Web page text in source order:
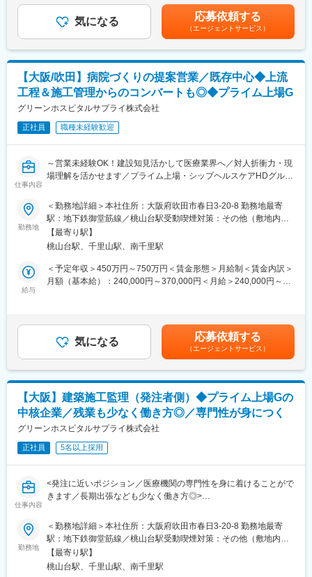
◇毎年改定される薬価に対応して、各病院の購買担当者に代わっ
て医薬品を扱うディーラー（卸）との価格交渉や、ディーラーや
メーカーと連携してより良い医薬品を病院に提案します。
◇仕入先への価格交渉（病院のコスト削減）
◇薬剤部との打合せ
◇妥結に向けた事務局との価格交渉
※訪問する施設によっては、直行直帰が発生します。
■業務の特徴：
2名以上で業務します。病院への医薬品価格交渉は購買管理者が単
す。
配属予定のメディカルサプライ事業部には、約60名（平均年齢30
代前半）が在籍しております。
■評価制度：
価」「成果評価」の両軸での評価します。
テム事業」を中心に事業展開をしております。プライム上場企業
であるシップヘルスケアHDグループの中核企業として、最先端設
備と機器のノウハウを活かした医療環境を提案します。豊富な経
験と技術を持ったグループ内のスペシャリスト集団が、医療機関
の新設・移転・増改築等のあらゆるニーズに対し、企画・運営コ
ンサルティング、医療機器・医療設備等の販売及びリース、設備
工事、不動産賃貸等、ワンストップで提供しております。
変更の範囲：会社の定める業務
月）■その他固定手当：諸手当賃金はあくまでも目安の金額であ
り、選考を通じて上下する可能性があります。月給(月額)は固定手
気になる 応募依頼する
（エージェントサービス）
【大阪/吹田】病院づくりの提案営業／既存中心◆上流
工程＆施工管理からのコンバートも◎◆プライム上場G
グリーンホスピタルサプライ株式会社
正社員 職種未経験歓迎
仕事内容
～営業未経験OK！建設知見活かして医療業界へ／対人折衝力・現
場理解を活かせます／プライム上場・シップヘルスケアHDグルー
建築・不動産領域の経験を活かし、医療機関の未来を支える提案
営業へ。
病院建設・改修の上流工程から関わり、医療環境づくりを推進す
るポジションです。
■業務内容
シップヘルスケアHDグループの中核企業として、最先端設備と機
病院、設計事務所・ゼネコン・サブコン、自社技術部と日常的に
連携し、案件獲得から工事完了までを一貫して担当します。
※案件例：手術室などの内装工事／医療設備工事／クリニック内装
・既存取引先からの見積依頼に対し、協力メーカー・協力会社か
ら見積を取得
・内容精査の上、当社の見積書を作成
■魅力
・今後は老朽化対応や改修工事案件の増加が見込まれており、現
状の課題を踏まえた改修提案も重要な役割です。
の高い提案に携われます。
・プライム上場Gならではの充実した福利厚生があり、子育て支
援も整っています。
勤務地
＜勤務地詳細＞本社住所：大阪府吹田市春日3-20-8 勤務地最寄
駅：地下鉄御堂筋線／桃山台駅受動喫煙対策：その他（敷地内禁
煙（屋外喫煙可能場所あり））変更の範囲：会社の定める事業所
【最寄り駅】
桃山台駅、千里山駅、南千里駅
給与
＜予定年収＞450万円～750万円＜賃金形態＞月給制＜賃金内訳＞
月額（基本給）：240,000円～370,000円＜月給＞240,000円～
可能性があります。月給(月額)は固定手当を含めた表記です。
気になる 応募依頼する
（エージェントサービス）
【大阪】建築施工監理（発注者側）◆プライム上場Gの
中核企業／残業も少なく働き方◎／専門性が身につく
グリーンホスピタルサプライ株式会社
正社員 5名以上採用
仕事内容
<発注に近いポジション／医療機関の専門性を身に着けることがで
きます／長期出張なども少なく働き方◎>
・発注者に近いポジションで医療機関の新設・移転・改修工事に
おける建築施工監理業務を担当します。
※工事規模などに合わせて、施工管理業務を担当いただくこともあ
りますが、発注者側での業務割合が高くなります。
・常駐型の施工管理業務よりも、巡回型での施工監理業務の案件
勤務地
＜勤務地詳細＞本社住所：大阪府吹田市春日3-20-8 勤務地最寄
駅：地下鉄御堂筋線／桃山台駅受動喫煙対策：その他（敷地内禁
煙（屋外喫煙可能場所あり））変更の範囲：会社の定める事業所
【最寄り駅】
桃山台駅、千里山駅、南千里駅